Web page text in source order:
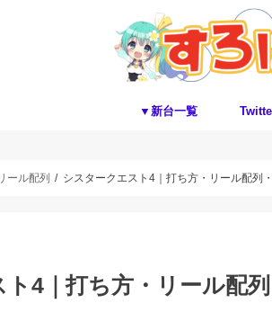
▼新台一覧
ール配列 シスタークエスト4｜打ち方・リール配列
4｜打ち方・リール配